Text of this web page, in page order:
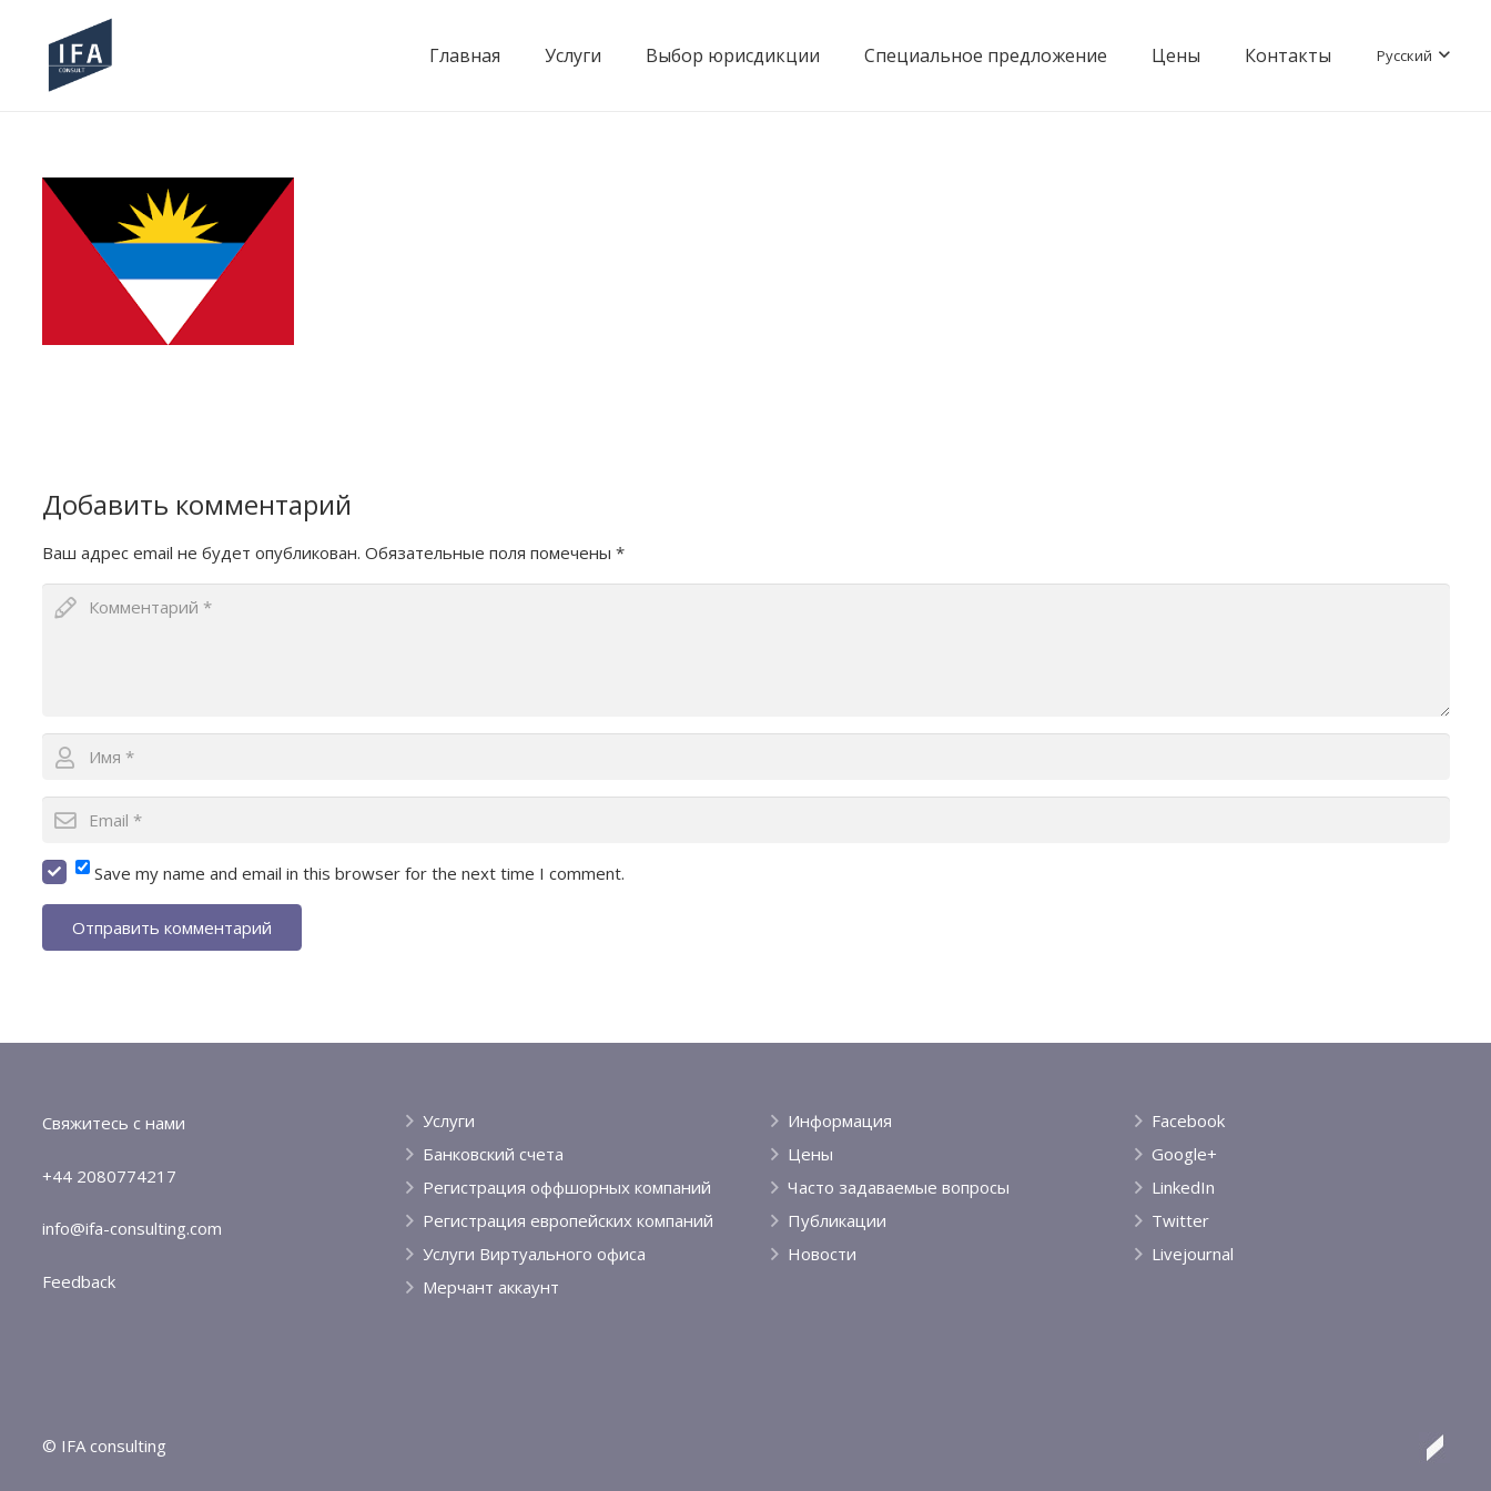
Главная Услуги Выбор юрисдикции Специальное предложение Цены Контакты Русский
Добавить комментарий
Ваш адрес email не будет опубликован. Обязательные поля помечены *
Save my name and email in this browser for the next time I comment.
Отправить комментарий
Свяжитесь с нами
+44 2080774217
info@ifa-consulting.com
Feedback
Услуги
Банковский счета
Регистрация оффшорных компаний
Регистрация европейских компаний
Услуги Виртуального офиса
Мерчант аккаунт
Информация
Цены
Часто задаваемые вопросы
Публикации
Новости
Facebook
Google+
LinkedIn
Twitter
Livejournal
© IFA consulting